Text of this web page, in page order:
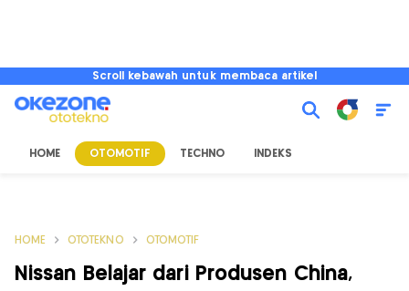
Scroll kebawah untuk membaca artikel
HOME OTOMOTIF TECHNO INDEKS
HOME OTOTEKNO OTOMOTIF
Nissan Belajar dari Produsen China,